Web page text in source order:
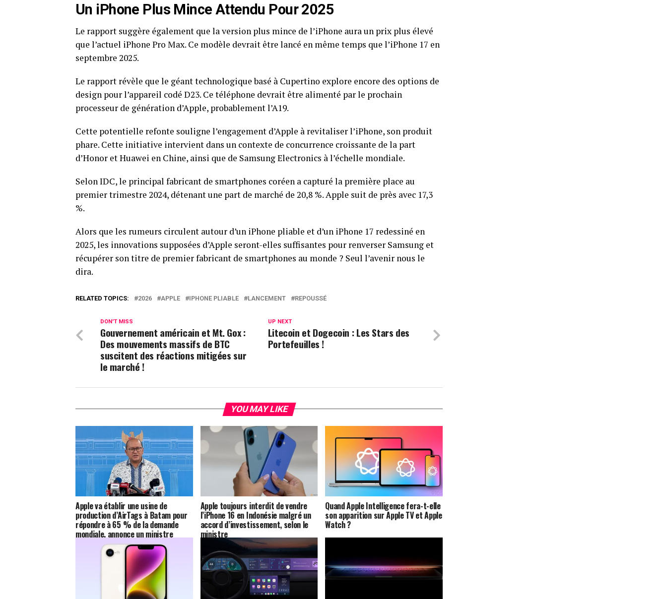
Un iPhone Plus Mince Attendu Pour 2025
Le rapport suggère également que la version plus mince de l’iPhone aura un prix plus élevé
que l’actuel iPhone Pro Max. Ce modèle devrait être lancé en même temps que l’iPhone 17 en
septembre 2025.
Le rapport révèle que le géant technologique basé à Cupertino explore encore des options de
design pour l’appareil codé D23. Ce téléphone devrait être alimenté par le prochain
processeur de génération d’Apple, probablement l’A19.
Cette potentielle refonte souligne l’engagement d’Apple à revitaliser l’iPhone, son produit
phare. Cette initiative intervient dans un contexte de concurrence croissante de la part
d’Honor et Huawei en Chine, ainsi que de Samsung Electronics à l’échelle mondiale.
Selon IDC, le principal fabricant de smartphones coréen a capturé la première place au
premier trimestre 2024, détenant une part de marché de 20,8 %. Apple suit de près avec 17,3
%.
Alors que les rumeurs circulent autour d’un iPhone pliable et d’un iPhone 17 redessiné en
2025, les innovations supposées d’Apple seront-elles suffisantes pour renverser Samsung et
récupérer son titre de premier fabricant de smartphones au monde ? Seul l’avenir nous le
dira.
RELATED TOPICS: 2026 APPLE IPHONE PLIABLE LANCEMENT REPOUSSÉ
UP NEXT
Litecoin et Dogecoin : Les Stars des
Portefeuilles !
DON'T MISS
Gouvernement américain et Mt. Gox :
Des mouvements massifs de BTC
suscitent des réactions mitigées sur
le marché !
YOU MAY LIKE
Apple va établir une usine de
production d’AirTags à Batam pour
répondre à 65 % de la demande
mondiale, annonce un ministre
indonésien
Apple toujours interdit de vendre
l’iPhone 16 en Indonésie malgré un
accord d’investissement, selon le
ministre
Quand Apple Intelligence fera-t-elle
son apparition sur Apple TV et Apple
Watch ?